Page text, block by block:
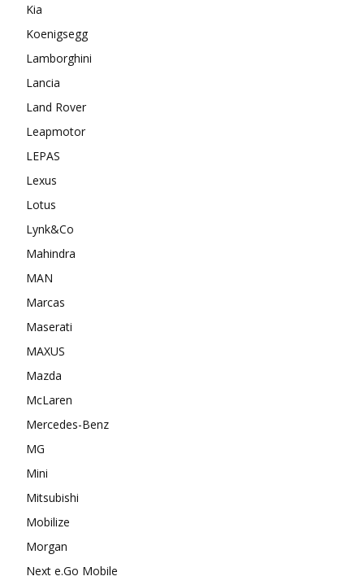
Kia
Koenigsegg
Lamborghini
Lancia
Land Rover
Leapmotor
LEPAS
Lexus
Lotus
Lynk&Co
Mahindra
MAN
Marcas
Maserati
MAXUS
Mazda
McLaren
Mercedes-Benz
MG
Mini
Mitsubishi
Mobilize
Morgan
Next e.Go Mobile